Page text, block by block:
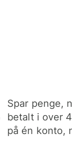
Spar penge,
betalt i over
på én konto,